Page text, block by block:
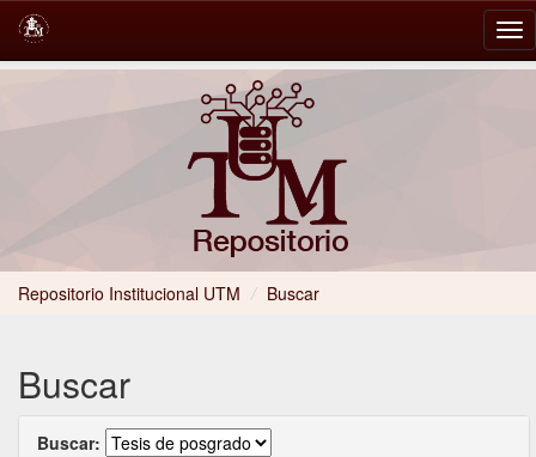
Repositorio Institucional UTM / Buscar
Buscar
Buscar: